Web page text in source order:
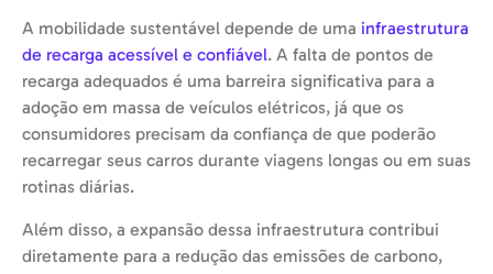
A mobilidade sustentável depende de uma infraestrutura
de recarga acessível e confiável. A falta de pontos de
recarga adequados é uma barreira significativa para a
adoção em massa de veículos elétricos, já que os
consumidores precisam da confiança de que poderão
recarregar seus carros durante viagens longas ou em suas
rotinas diárias.
Além disso, a expansão dessa infraestrutura contribui
diretamente para a redução das emissões de carbono,